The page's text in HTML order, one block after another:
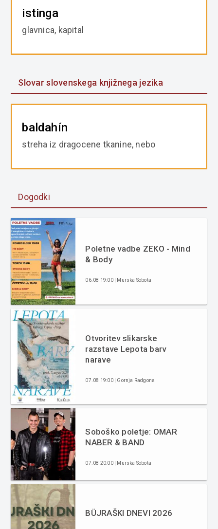
istinga
glavnica, kapital
Slovar slovenskega knjižnega jezika
baldahín
streha iz dragocene tkanine, nebo
Dogodki
Poletne vadbe ZEKO - Mind
& Body
06.08 19:00 | Murska Sobota
Otvoritev slikarske
razstave Lepota barv
narave
07.08 19:00 | Gornja Radgona
Soboško poletje: OMAR
NABER & BAND
07.08 20:00 | Murska Sobota
BÜJRAŠKI DNEVI 2026